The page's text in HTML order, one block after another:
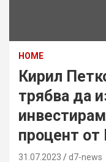
HOME
Кирил
трябва да
процент от
31.07.2023 d7-news